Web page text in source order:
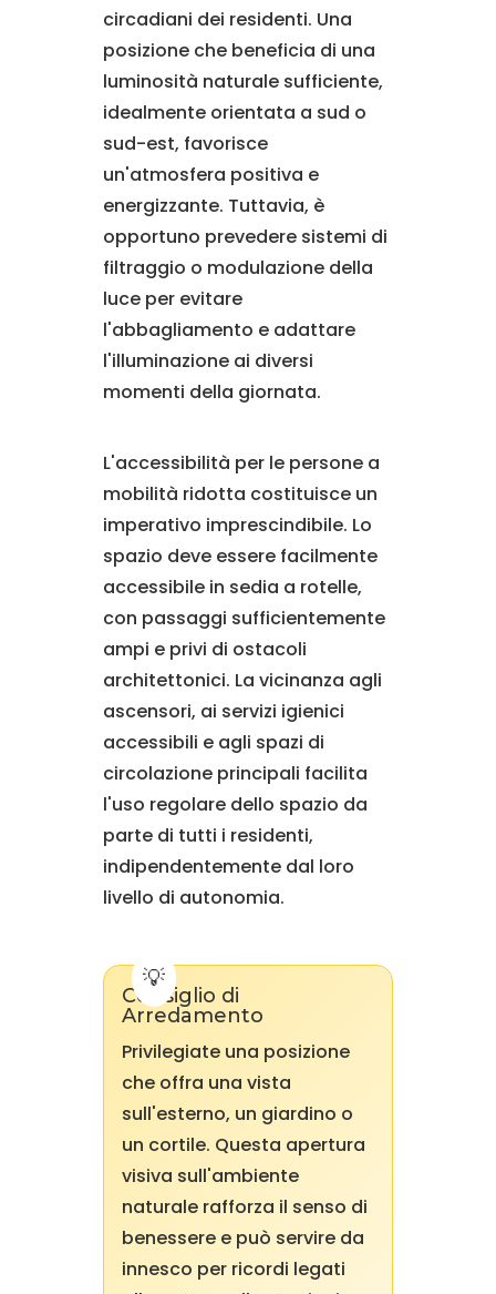
circadiani dei residenti. Una
posizione che beneficia di una
luminosità naturale sufficiente,
idealmente orientata a sud o
sud-est, favorisce
un'atmosfera positiva e
energizzante. Tuttavia, è
opportuno prevedere sistemi di
filtraggio o modulazione della
luce per evitare
l'abbagliamento e adattare
l'illuminazione ai diversi
momenti della giornata.
L'accessibilità per le persone a
mobilità ridotta costituisce un
imperativo imprescindibile. Lo
spazio deve essere facilmente
accessibile in sedia a rotelle,
con passaggi sufficientemente
ampi e privi di ostacoli
architettonici. La vicinanza agli
ascensori, ai servizi igienici
accessibili e agli spazi di
circolazione principali facilita
l'uso regolare dello spazio da
parte di tutti i residenti,
indipendentemente dal loro
livello di autonomia.
Consiglio di
Arredamento
Privilegiate una posizione
che offra una vista
sull'esterno, un giardino o
un cortile. Questa apertura
visiva sull'ambiente
naturale rafforza il senso di
benessere e può servire da
innesco per ricordi legati